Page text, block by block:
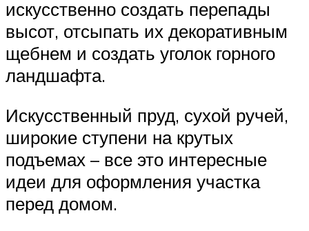
искусственно создать перепады
высот, отсыпать их декоративным
щебнем и создать уголок горного
ландшафта.
Искусственный пруд, сухой ручей,
широкие ступени на крутых
подъемах – все это интересные
идеи для оформления участка
перед домом.